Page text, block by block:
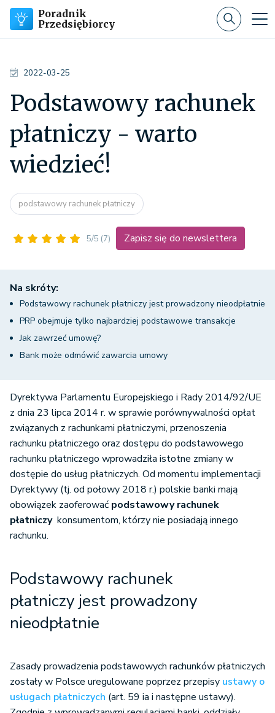
Poradnik
Przedsiębiorcy
2022-03-25
Podstawowy rachunek
płatniczy - warto
wiedzieć!
podstawowy rachunek płatniczy
5/5 (7) Zapisz się do newslettera
Na skróty:
Podstawowy rachunek płatniczy jest prowadzony nieodpłatnie
PRP obejmuje tylko najbardziej podstawowe transakcje
Jak zawrzeć umowę?
Bank może odmówić zawarcia umowy
Dyrektywa Parlamentu Europejskiego i Rady 2014/92/UE
z dnia 23 lipca 2014 r. w sprawie porównywalności opłat
związanych z rachunkami płatniczymi, przenoszenia
rachunku płatniczego oraz dostępu do podstawowego
rachunku płatniczego wprowadziła istotne zmiany w
dostępie do usług płatniczych. Od momentu implementacji
Dyrektywy (tj. od połowy 2018 r.) polskie banki mają
obowiązek zaoferować podstawowy rachunek
płatniczykonsumentom, którzy nie posiadają innego
rachunku.
Podstawowy rachunek
płatniczy jest prowadzony
nieodpłatnie
Zasady prowadzenia podstawowych rachunków płatniczych
zostały w Polsce uregulowane poprzez przepisy ustawy o
usługach płatniczych (art. 59 ia i następne ustawy).